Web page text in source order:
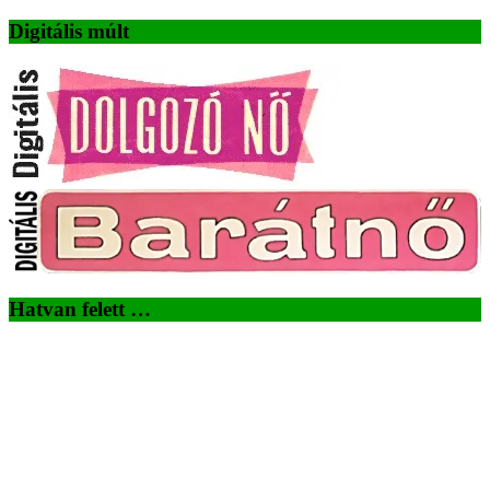
Digitális múlt
Hatvan felett …